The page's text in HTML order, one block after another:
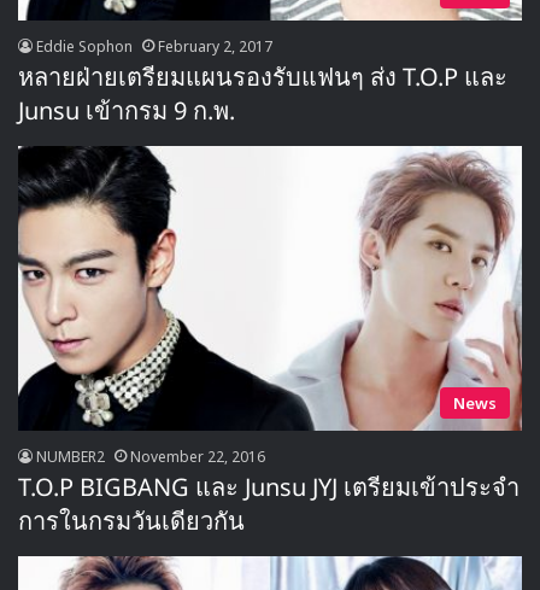
Eddie Sophon February 2, 2017
หลายฝ่ายเตรียมแผนรองรับแฟนๆ ส่ง T.O.P และ
Junsu เข้ากรม 9 ก.พ.
News
NUMBER2 November 22, 2016
T.O.P BIGBANG และ Junsu JYJ เตรียมเข้าประจำ
การในกรมวันเดียวกัน